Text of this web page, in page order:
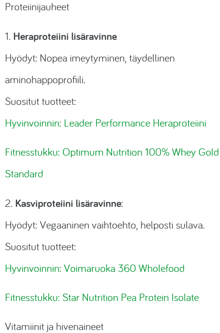
Proteiinijauheet
1. Heraproteiini lisäravinne
Hyödyt: Nopea imeytyminen, täydellinen
aminohappoprofiili.
Suositut tuotteet:
Hyvinvoinnin: Leader Performance Heraproteiini
Fitnesstukku: Optimum Nutrition 100% Whey Gold
Standard
2. Kasviproteiini lisäravinne:
Hyödyt: Vegaaninen vaihtoehto, helposti sulava.
Suositut tuotteet:
Hyvinvoinnin: Voimaruoka 360 Wholefood
Fitnesstukku: Star Nutrition Pea Protein Isolate
Vitamiinit ja hivenaineet